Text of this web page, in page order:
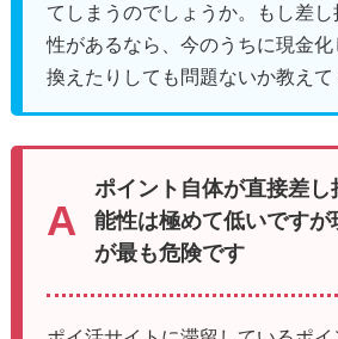
てしまうのでしょうか。もし差
性があるなら、今のうちに現金
換えたりしても問題ないか教えて
ポイント自体が直接差
能性は極めて低いですが
が最も危険です